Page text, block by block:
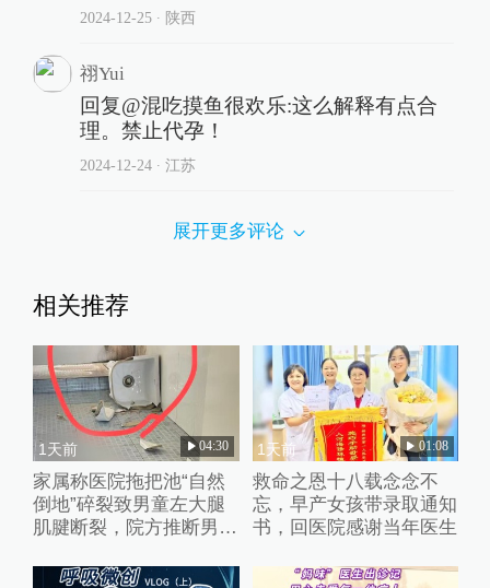
2024-12-25∙ 陕西
祤Yui
回复@混吃摸鱼很欢乐:这么解释有点合
理。禁止代孕！
2024-12-24∙ 江苏
展开更多评论
相关推荐
1天前 04:30
家属称医院拖把池“自然
倒地”碎裂致男童左大腿
肌腱断裂，院方推断男童
倒
1天前 01:08
救命之恩十八载念念不
忘，早产女孩带录取通知
书，回医院感谢当年医生